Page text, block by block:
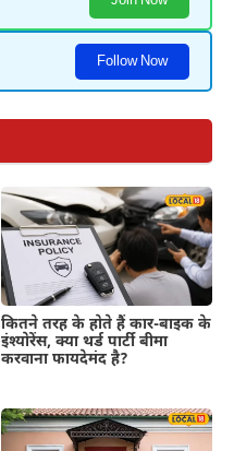
Follow Now
कितने तरह के होते हैं कार-बाइक के
इंश्योरेंस, क्या थर्ड पार्टी बीमा
करवाना फायदेमंद है?